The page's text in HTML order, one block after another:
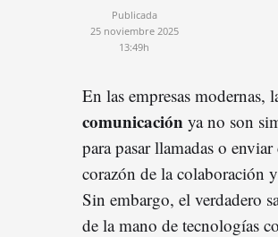
Publicada
25 noviembre 2025
13:49h
En las empresas modernas,
comunicación ya no son
para pasar llamadas o
corazón de la colaboración
Sin embargo, el verdadero
de la mano de tecnologías